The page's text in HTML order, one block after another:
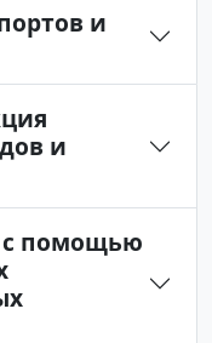
и
и
с помощью